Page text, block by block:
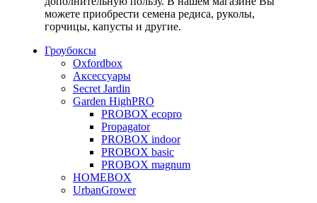
можете приобрести семена редиса, руколы,
горчицы, капусты и другие.
Гроубоксы
Oxfordbox
Аксессуары
Secret Jardin
Garden HighPRO
PROBOX ecopro
Propagator
PROBOX indoor
PROBOX basic
PROBOX magnum
HOMEBOX
UrbanGrower